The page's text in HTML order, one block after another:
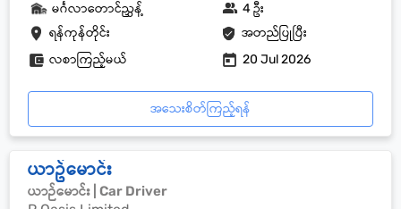
ရန်ကုန်တိုင်း အတည်ပြုပြီး
မင်္ဂလာတောင်ညွှန့် 4 ဦး
လစာကြည့်မယ် 20 Jul 2026
အသေးစိတ်ကြည့်ရန်
ယာဥ်မောင်း
ယာဉ်မောင်း | Car Driver